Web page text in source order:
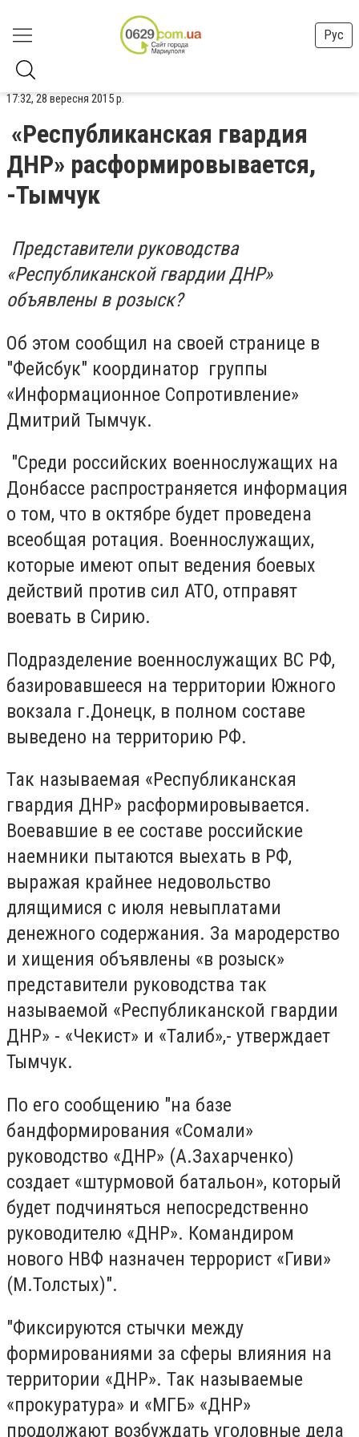
Рус
17:32, 28 вересня 2015 р.
«Республиканская гвардия
ДНР» расформировывается,
-Тымчук
Представители руководства
«Республиканской гвардии ДНР»
объявлены в розыск?
Об этом сообщил на своей странице в
"Фейсбук" координатор группы
«Информационное Сопротивление»
Дмитрий Тымчук.
"Среди российских военнослужащих на
Донбассе распространяется информация
о том, что в октябре будет проведена
всеобщая ротация. Военнослужащих,
которые имеют опыт ведения боевых
действий против сил АТО, отправят
воевать в Сирию.
Подразделение военнослужащих ВС РФ,
базировавшееся на территории Южного
вокзала г.Донецк, в полном составе
выведено на территорию РФ.
Так называемая «Республиканская
гвардия ДНР» расформировывается.
Воевавшие в ее составе российские
наемники пытаются выехать в РФ,
выражая крайнее недовольство
длящимися с июля невыплатами
денежного содержания. За мародерство
и хищения объявлены «в розыск»
представители руководства так
называемой «Республиканской гвардии
ДНР» - «Чекист» и «Талиб»,- утверждает
Тымчук.
По его сообщению "на базе
бандформирования «Сомали»
руководство «ДНР» (А.Захарченко)
создает «штурмовой батальон», который
будет подчиняться непосредственно
руководителю «ДНР». Командиром
нового НВФ назначен террорист «Гиви»
(М.Толстых)".
"Фиксируются стычки между
формированиями за сферы влияния на
территории «ДНР». Так называемые
«прокуратура» и «МГБ» «ДНР»
продолжают возбуждать уголовные дела